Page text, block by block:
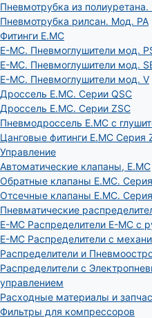
Пневмотрубка из
Пневмотрубка рилсан. Мод. PA
Фитинги E.MC
E-MC. Пневмоглушители мод.
E-MC. Пневмоглушители мод.
E-MC. Пневмоглушители мод. V
Дроссель E.MC. Серии QSC
Дроссель E.MC. Серии ZSC
Пневмодроссель E.MC с
Цанговые фитинги E.MC Серия
Управление
Автоматические клапаны, Е.МС
Обратные клапаны E.MC.
Отсечные клапаны E.MC.
Пневматические
E-MC Распределители E-MC с
E-MC Распределители с
Распределители и
Распределители с
управлением
Расходные материалы и
Фильтры для компрессоров